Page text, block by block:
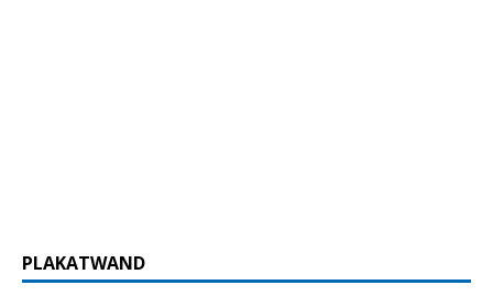
PLAKATWAND